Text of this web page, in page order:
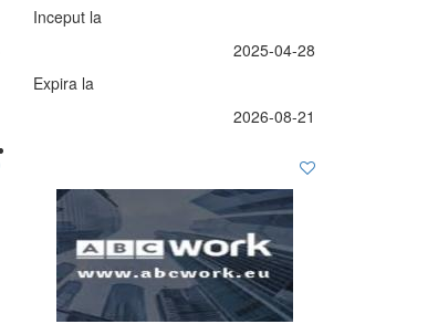
Inceput la
2025-04-28
Expira la
2026-08-21